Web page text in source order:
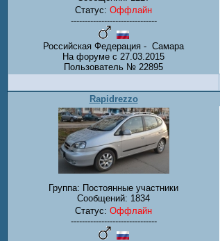
Статус: Оффлайн
-------------------------------
Российская Федерация - Самара
На форуме с 27.03.2015
Пользователь № 22895
Rapidrezzo
Группа: Постоянные участники
Сообщений: 1834
Статус: Оффлайн
-------------------------------